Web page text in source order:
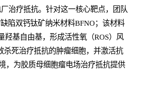
治疗抵抗。针对这一核心靶点，团队
陷双钙钛矿纳米材料BFNO；该材料
羟基自由基，形成活性氧（ROS）风
杀死治疗抵抗的肿瘤细胞，并激活抗
，为胶质母细胞瘤电场治疗抵抗提供